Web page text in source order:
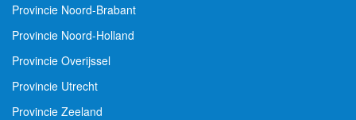
Provincie Noord-Brabant
Provincie Noord-Holland
Provincie Overijssel
Provincie Utrecht
Provincie Zeeland